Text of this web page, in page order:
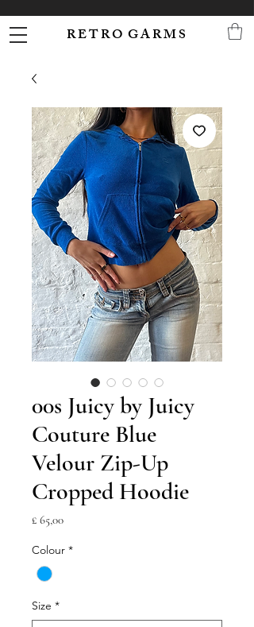
R E T R O G A R M S
00s Juicy by Juicy
Couture Blue
Velour Zip-Up
Cropped Hoodie
£ 65,00Prijs
Colour *
Size *